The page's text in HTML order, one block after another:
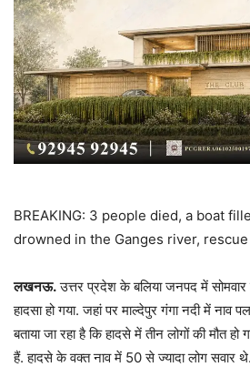
BREAKING: 3 people died, a boat
drowned in the Ganges river,
लखनऊ.उत्तर प्रदेश के बलिया जनपद में सोमवार
हादसा हो गया. जहां पर माल्देपुर गंगा नदी में
बताया जा रहा है कि हादसे में तीन लोगों की मौत
हैं. हादसे के वक्त नाव में 50 से ज्यादा लोग सवार